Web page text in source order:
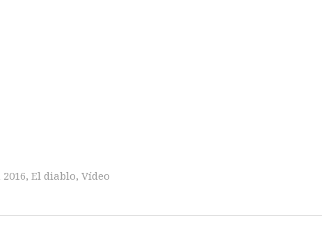
2016, El diablo, Vídeo